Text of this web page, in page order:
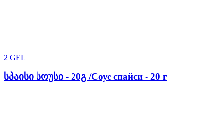
2 GEL
სპაისი სოუსი - 20გ /Соус спайси - 20 г